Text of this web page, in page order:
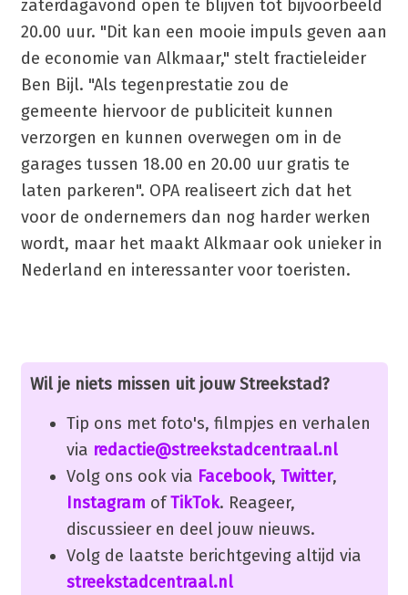
zaterdagavond open te blijven tot bijvoorbeeld
20.00 uur. "Dit kan een mooie impuls geven aan
de economie van Alkmaar," stelt fractieleider
Ben Bijl. "Als tegenprestatie zou de
gemeente hiervoor de publiciteit kunnen
verzorgen en kunnen overwegen om in de
garages tussen 18.00 en 20.00 uur gratis te
laten parkeren". OPA realiseert zich dat het
voor de ondernemers dan nog harder werken
wordt, maar het maakt Alkmaar ook unieker in
Nederland en interessanter voor toeristen.
Wil je niets missen uit jouw Streekstad?
Tip ons met foto's, filmpjes en verhalen
via redactie@streekstadcentraal.nl
Volg ons ook via Facebook, Twitter,
Instagram ofTikTok. Reageer,
discussieer en deel jouw nieuws.
Volg de laatste berichtgeving altijd via
streekstadcentraal.nl